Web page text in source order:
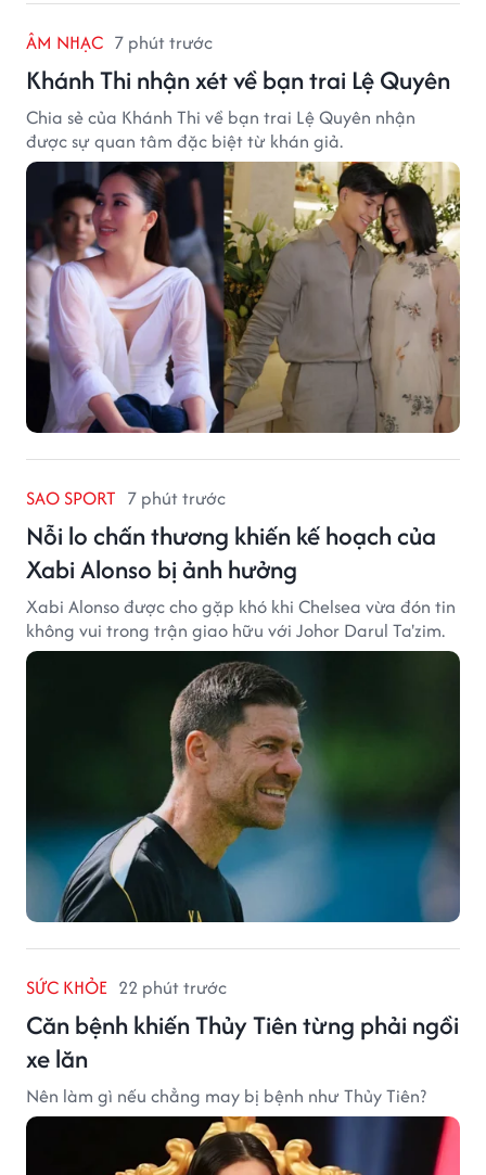
ÂM NHẠC 7 phút trước
Khánh Thi nhận xét về bạn trai Lệ Quyên
Chia sẻ của Khánh Thi về bạn trai Lệ Quyên nhận
được sự quan tâm đặc biệt từ khán giả.
SAO SPORT 7 phút trước
Nỗi lo chấn thương khiến kế hoạch của
Xabi Alonso bị ảnh hưởng
Xabi Alonso được cho gặp khó khi Chelsea vừa đón tin
không vui trong trận giao hữu với Johor Darul Ta'zim.
SỨC KHỎE 22 phút trước
Căn bệnh khiến Thủy Tiên từng phải ngồi
xe lăn
Nên làm gì nếu chẳng may bị bệnh như Thủy Tiên?